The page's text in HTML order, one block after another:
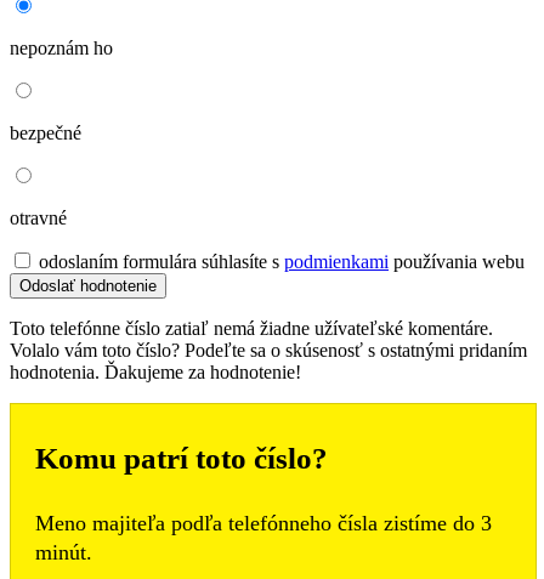
nepoznám ho
bezpečné
otravné
odoslaním formulára súhlasíte s podmienkami používania webu
Toto telefónne číslo zatiaľ nemá žiadne užívateľské komentáre.
Volalo vám toto číslo? Podeľte sa o skúsenosť s ostatnými pridaním
hodnotenia. Ďakujeme za hodnotenie!
Komu patrí toto číslo?
Meno majiteľa podľa telefónneho čísla zistíme do 3
minút.